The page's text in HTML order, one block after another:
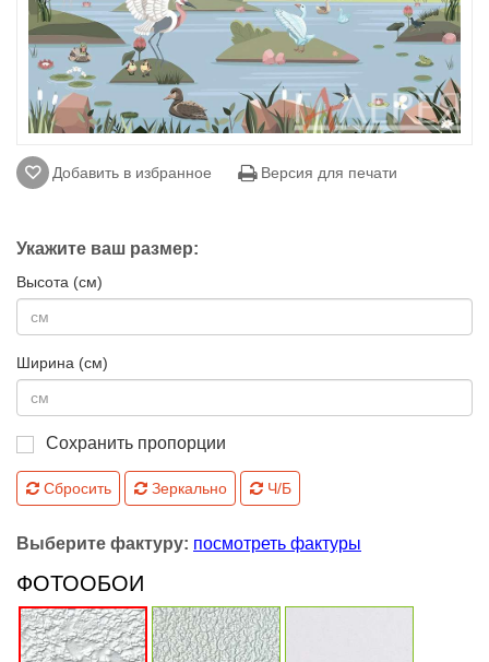
Добавить в избранное Версия для печати
Укажите ваш размер:
Высота (см)
Ширина (см)
Сохранить пропорции
Сбросить Зеркально Ч/Б
Выберите фактуру: посмотреть фактуры
ФОТООБОИ